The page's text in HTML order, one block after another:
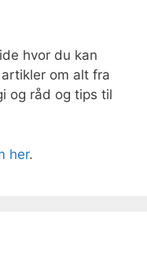
hvor du kan
om alt fra
og råd og tips til
her.